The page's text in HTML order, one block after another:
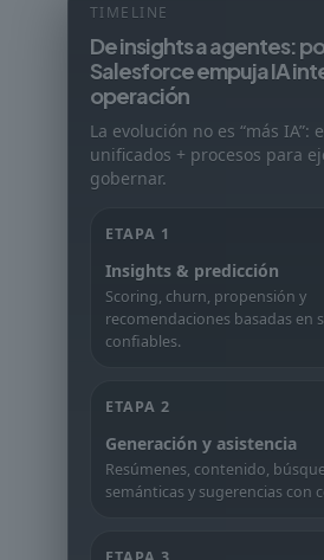
TIMELINE
De insights a agentes:
Salesforce empuja IA
operación
La evolución no es “más IA”:
unificados + procesos para
gobernar.
ETAPA 1
Insights & predicción
Scoring, churn, propensión y
recomendaciones basadas en
confiables.
ETAPA 2
Generación y asistencia
Resúmenes, contenido,
semánticas y sugerencias con